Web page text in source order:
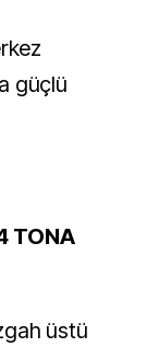
güçlü
TONA
üstü